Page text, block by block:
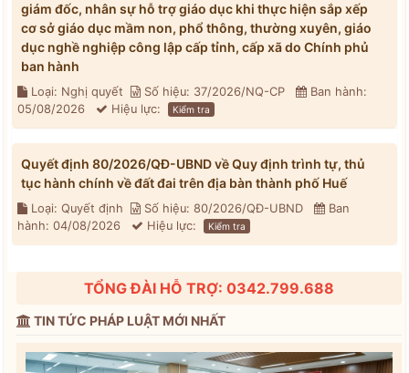
giám đốc, nhân sự hỗ trợ giáo dục khi thực hiện sắp xếp
cơ sở giáo dục mầm non, phổ thông, thường xuyên, giáo
dục nghề nghiệp công lập cấp tỉnh, cấp xã do Chính phủ
ban hành
Loại: Nghị quyết Số hiệu: 37/2026/NQ-CP
Ban hành:
05/08/2026
Hiệu lực: Kiểm tra
Quyết định 80/2026/QĐ-UBND về Quy định trình tự, thủ
tục hành chính về đất đai trên địa bàn thành phố Huế
Loại: Quyết định Số hiệu: 80/2026/QĐ-UBND
Ban
hành: 04/08/2026
Hiệu lực: Kiểm tra
TỔNG ĐÀI HỖ TRỢ: 0342.799.688
TIN TỨC PHÁP LUẬT MỚI NHẤT